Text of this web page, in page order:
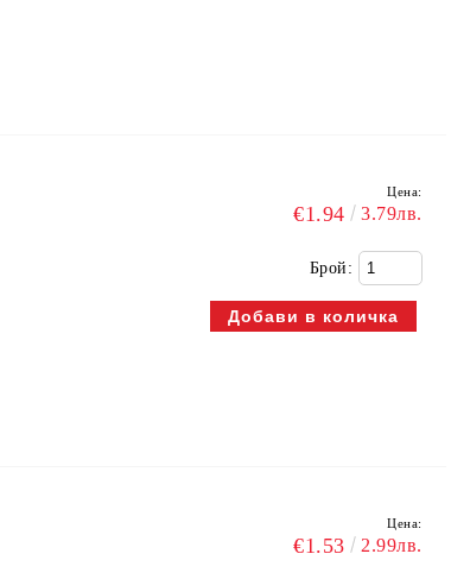
Цена:
€1.94 3.79лв.
Брой:
Цена:
€1.53 2.99лв.